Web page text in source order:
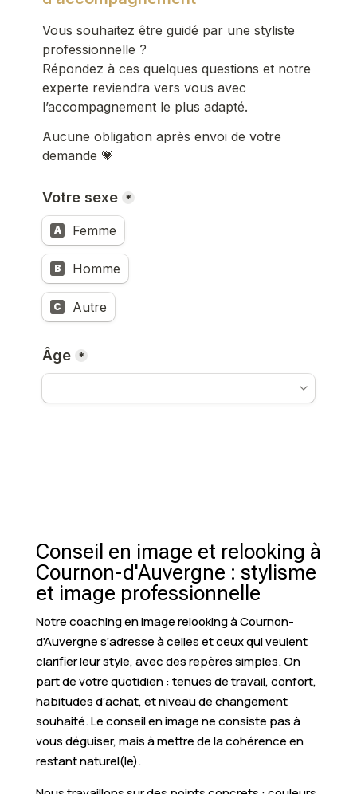
Conseil en image et relooking à
Cournon-d'Auvergne : stylisme
et image professionnelle
Notre coaching en image relooking à Cournon-
d'Auvergne s’adresse à celles et ceux qui veulent
clarifier leur style, avec des repères simples. On
part de votre quotidien : tenues de travail, confort,
habitudes d’achat, et niveau de changement
souhaité. Le conseil en image ne consiste pas à
vous déguiser, mais à mettre de la cohérence en
restant naturel(le).